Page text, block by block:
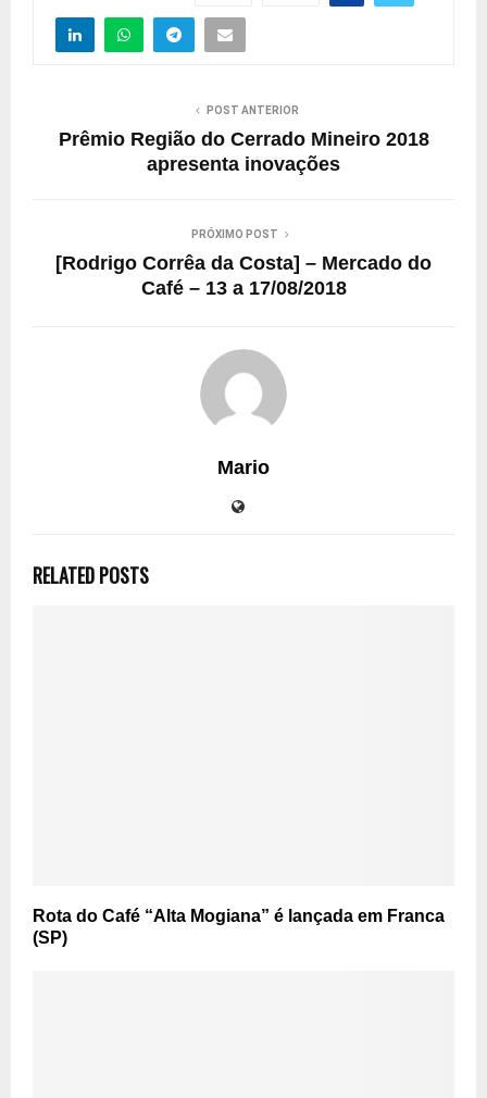
POST ANTERIOR
Prêmio Região do Cerrado Mineiro 2018
apresenta inovações
PRÓXIMO POST
[Rodrigo Corrêa da Costa] – Mercado do
Café – 13 a 17/08/2018
Mario
RELATED POSTS
Rota do Café “Alta Mogiana” é lançada em Franca
(SP)